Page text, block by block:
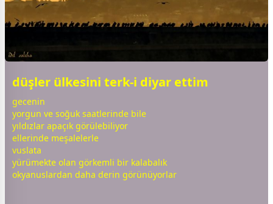
düşler ülkesini terk-i diyar ettim
gecenin
yorgun ve soğuk saatlerinde bile
yıldızlar apaçık görülebiliyor
ellerinde meşalelerle
vuslata
yürümekte olan görkemli bir kalabalık
okyanuslardan daha derin görünüyorlar